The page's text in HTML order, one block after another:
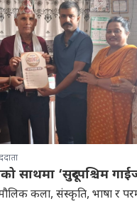
साथमा ‘सुदूरपश्चिम
कला, संस्कृति, भाषा र